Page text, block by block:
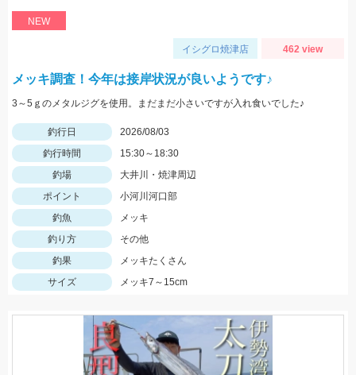
NEW
イシグロ焼津店 462 view
メッキ調査！今年は接岸状況が良いようです♪
3～5ｇのメタルジグを使用。まだまだ小さいですが入れ食いでした♪
釣行日
2026/08/03
釣行時間
15:30～18:30
釣場
大井川・焼津周辺
ポイント
小河川河口部
釣魚
メッキ
釣り方
その他
釣果
メッキたくさん
サイズ
メッキ7～15cm